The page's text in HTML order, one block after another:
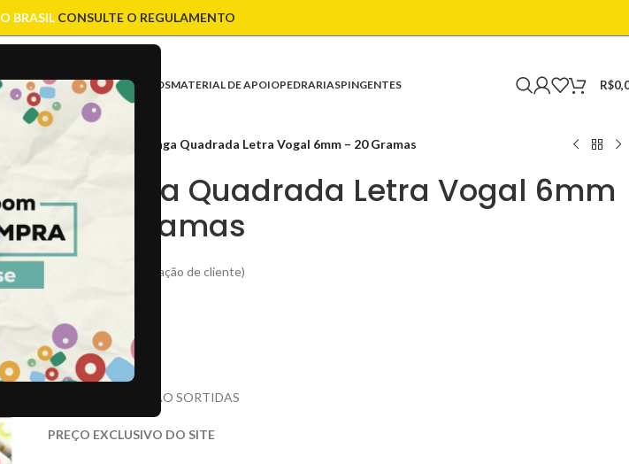
BRASIL CONSULTE O REGULAMENTO
FIOS E CORDÕES FECHOSMATERIAL DE APOIOPEDRARIASPINGENTES R$
Miçanga Quadrada Letra Vogal 6mm – 20 Gramas
Miçanga Quadrada Letra Vogal 6mm
– 20 Gramas
avaliação de cliente)
R$6,00
CÓD:48242
OBS: AS LETRAS SÃO SORTIDAS
PREÇO EXCLUSIVO DO SITE